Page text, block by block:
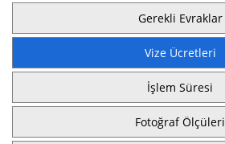
Gerekli Evraklar
Vize Ücretleri
İşlem Süresi
Fotoğraf Ölçüleri